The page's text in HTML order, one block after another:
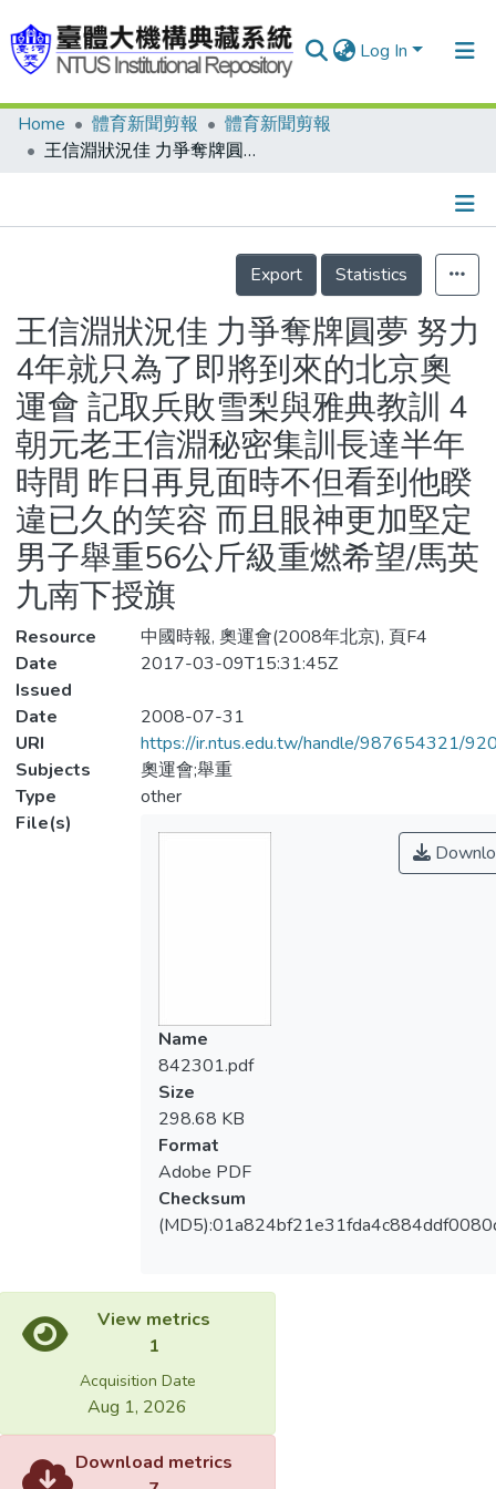
Log In
Communities & Collections
Statistics
Home 體育新聞剪報
體育新聞剪報
王信淵狀況佳 力爭奪牌圓夢 努力4年就只為了即將到來的北京奧運會 記取兵敗雪梨與雅典教訓 4朝元老王信淵秘密集訓長達半年時間 昨日再見面時不但看到他睽違已久的笑容 而且眼神更加堅定 男子舉重56公斤級重燃希望/馬英九南下授旗
Details
Export
Statistics
王信淵狀況佳 力爭奪牌圓夢 努力
4年就只為了即將到來的北京奧
運會 記取兵敗雪梨與雅典教訓 4
朝元老王信淵秘密集訓長達半年
時間 昨日再見面時不但看到他睽
違已久的笑容 而且眼神更加堅定
男子舉重56公斤級重燃希望/馬英
九南下授旗
Resource
中國時報, 奧運會(2008年北京), 頁F4
Date
Issued
2017-03-09T15:31:45Z
Date
2008-07-31
URI
https://ir.ntus.edu.tw/handle/987654321/
Subjects
奧運會;舉重
Type
other
File(s)
Name
842301.pdf
Size
298.68 KB
Format
Adobe PDF
Checksum
View metrics
1
Acquisition Date
Aug 1, 2026
Download metrics